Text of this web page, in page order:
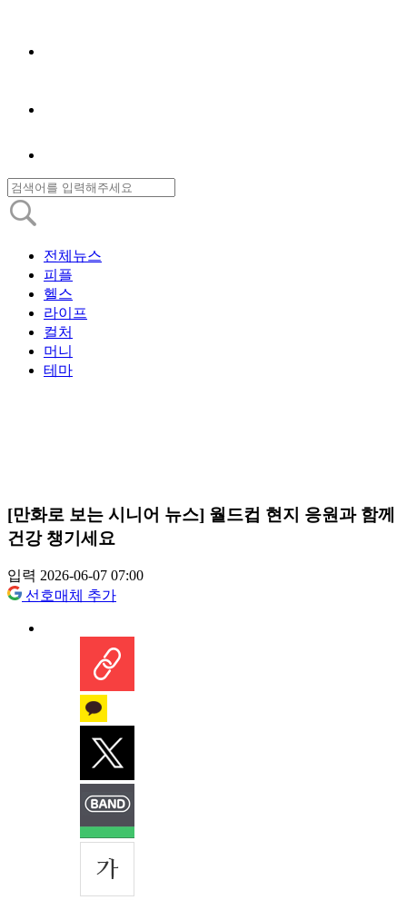
전체뉴스
피플
헬스
라이프
컬처
머니
테마
[만화로 보는 시니어 뉴스] 월드컵 현지 응원과 함께
건강 챙기세요
입력 2026-06-07 07:00
선호매체 추가